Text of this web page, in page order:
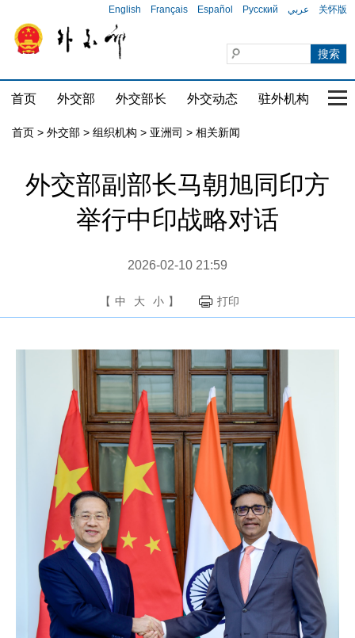
English Français Español Русский عربي 关怀版
首页 外交部 外交部长 外交动态 驻外机构 国
首页 > 外交部 > 组织机构 > 亚洲司 > 相关新闻
外交部副部长马朝旭同印方
举行中印战略对话
2026-02-10 21:59
【 中 大 小 】 打印